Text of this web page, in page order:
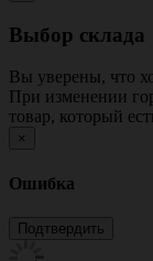
Выбор склада
Вы уверены, что
При изменении
товар, который
×
Ошибка